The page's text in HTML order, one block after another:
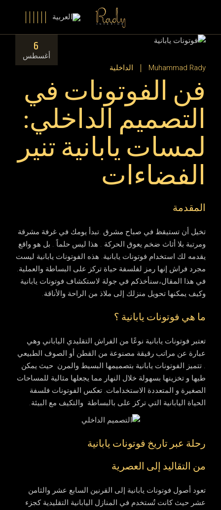
6
أغسطس
Muhammad Rady
الداخلية
فن الفوتونات في
التصميم الداخلي:
لمسات يابانية تنير
الفضاءات
المقدمة
تخيل أن تستيقظ في صباح مشرق .تبدأ يومك في غرفة مشرقة
ومرتبة بلا أثاث ضخم يعوق الحركة . هذا ليس حلماً . بل هو واقع
يقدمه لك استخدام فوتونات يابانية. هذه الفوتونات يابانية ليست
مجرد فراش إنها رمز لفلسفة حياة تركز على البساطة والعملية.
في هذا المقال،سنأخذكم في جولة لاستكشاف فوتونات يابانية
وكيف يمكنها تحويل منزلك إلى ملاذ من الراحة والأناقة.
ما هي فوتونات يابانية ؟
تعتبر فوتونات يابانية نوعًا من الفراش التقليدي الياباني وهي
عبارة عن مراتب رقيقة مصنوعة من القطن أو الصوف الطبيعي
. تتميز الفوتونات يابانية بتصميمها البسيط والمرن حيث يمكن
طيها و تخزينها بسهولة خلال النهار مما يجعلها مثالية للمساحات
الصغيرة و المتعددة الاستخدامات. تعكس الفوتونات فلسفة
الحياة اليابانية التي تركز على بالبساطة والتكيف مع البيئة.
رحلة عبر تاريخ فوتونات يابانية
من التقاليد إلى العصرية
تعود أصول فوتونات يابانية إلى القرنين السابع عشر والثامن
عشر حيث كانت تُستخدم في المنازل اليابانية التقليدية كجزء